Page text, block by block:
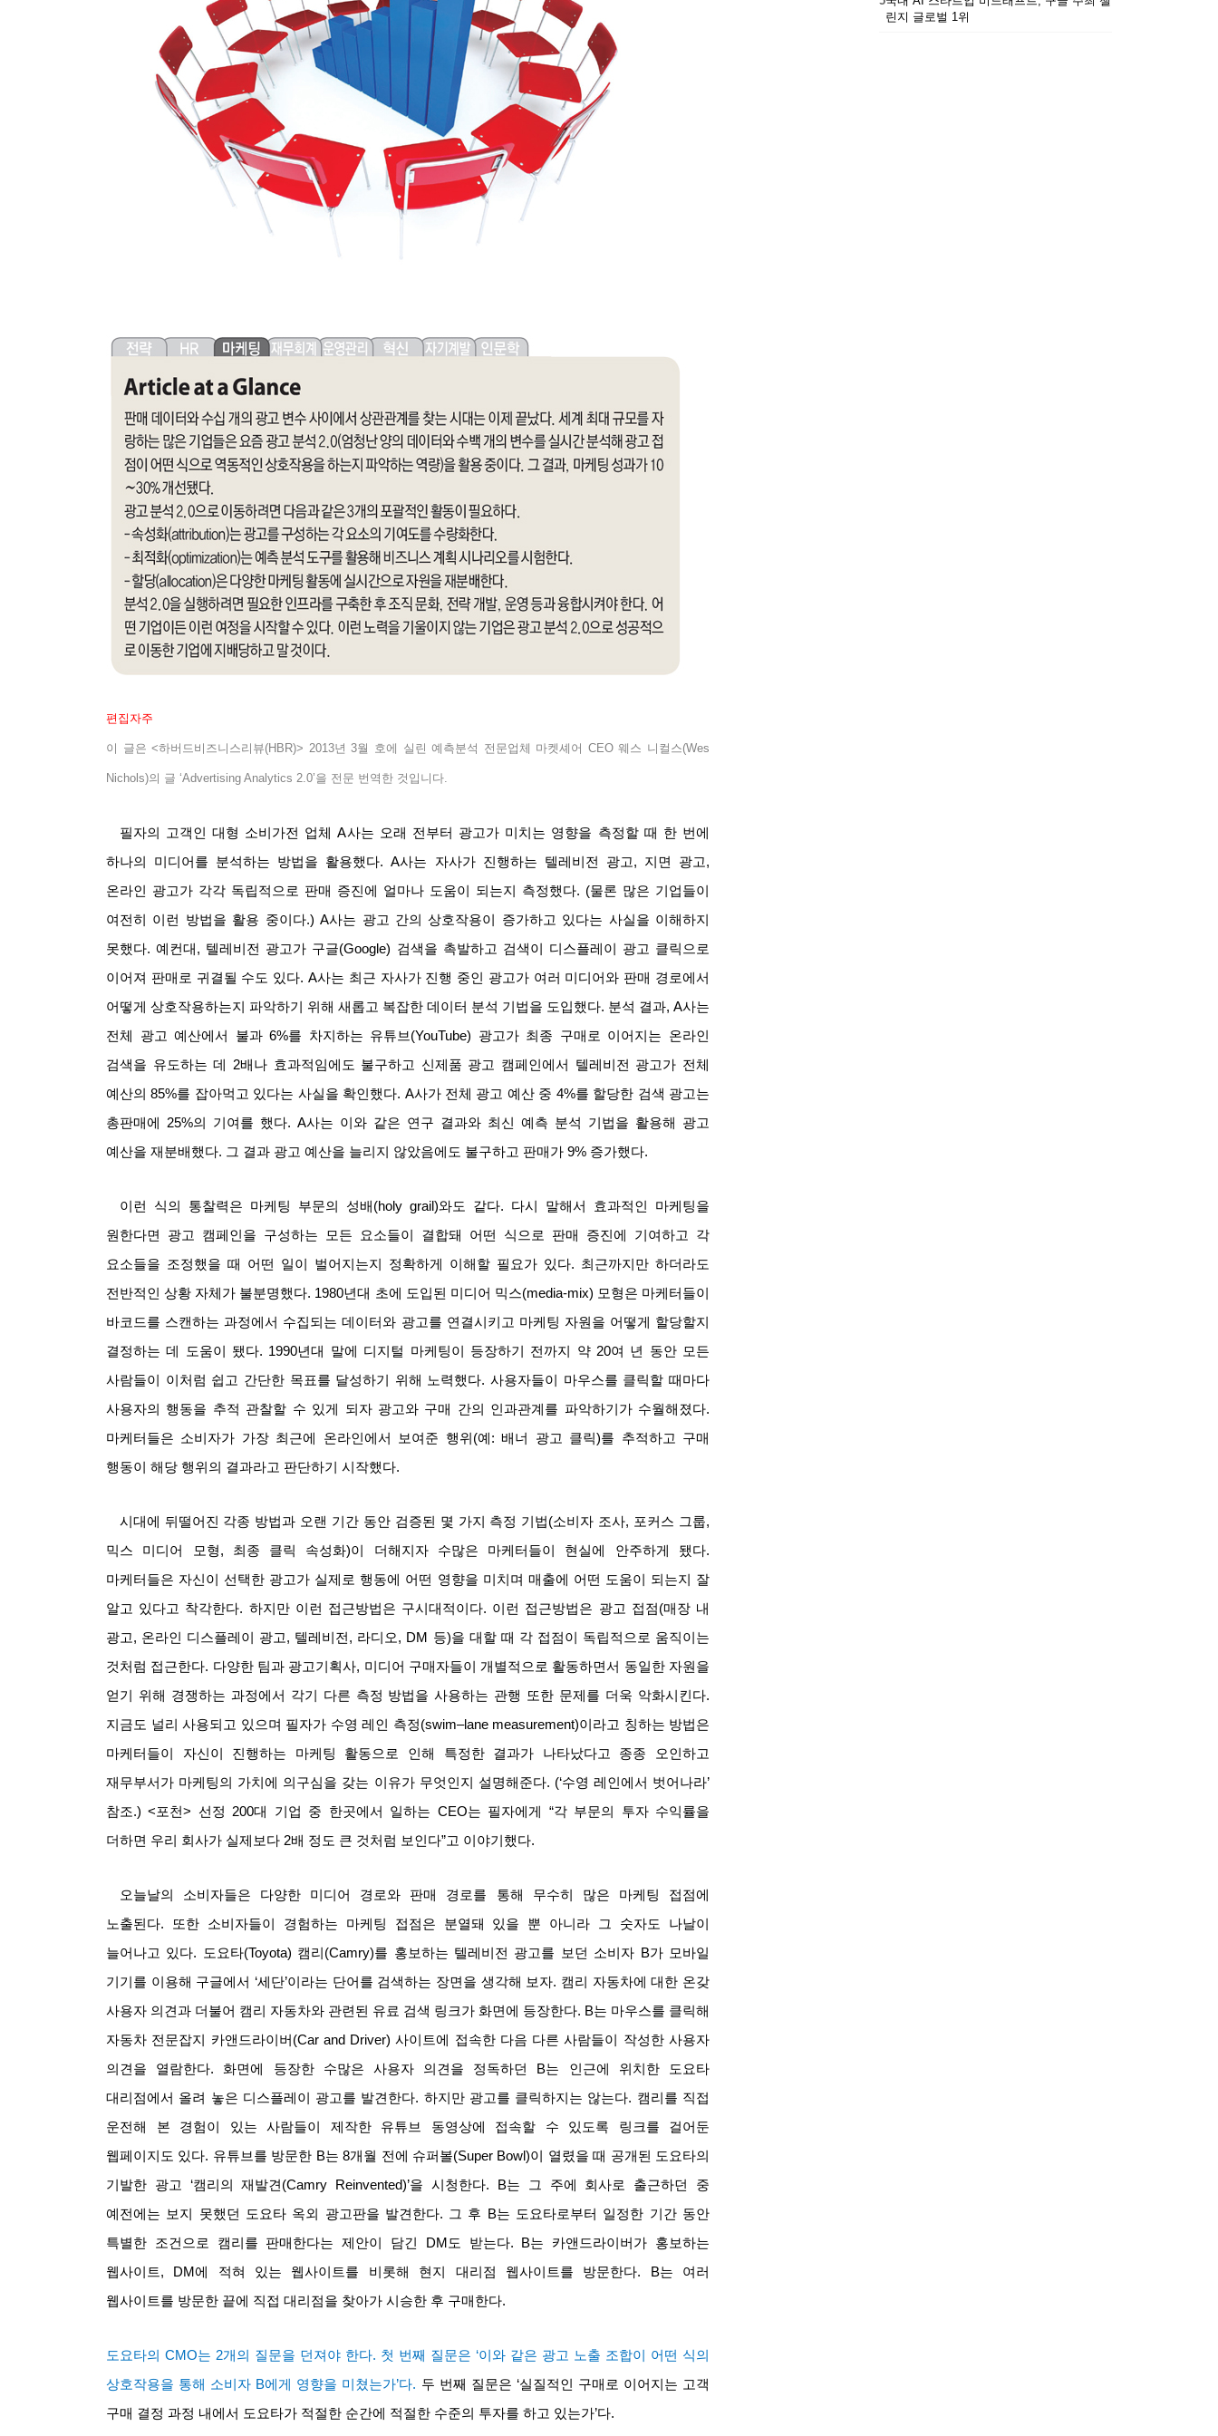
편집자주
이 글은 <하버드비즈니스리뷰(HBR)> 2013년 3월 호에 실린 예측분석 전문업체 마켓셰어 CEO웨스 니컬스(Wes
Nichols)의 글 ‘Advertising Analytics 2.0’을 전문 번역한 것입니다
필자의 고객인 대형 소비가전 업체 A사는 오래 전부터 광고가 미치는 영향을 측정할 때 한 번에
하나의 미디어를 분석하는 방법을 활용했다. A사는 자사가 진행하는 텔레비전 광고, 지면 광고,
온라인 광고가 각각 독립적으로 판매 증진에 얼마나 도움이 되는지 측정했다. (물론 많은 기업들이
여전히 이런 방법을 활용 중이다.) A사는 광고 간의 상호작용이 증가하고 있다는 사실을 이해하지
못했다.예컨대, 텔레비전 광고가 구글(Google) 검색을 촉발하고 검색이 디스플레이 광고 클릭으로
이어져 판매로 귀결될 수도 있다. A사는 최근 자사가 진행 중인 광고가 여러 미디어와 판매 경로에서
어떻게 상호작용하는지 파악하기 위해 새롭고 복잡한 데이터 분석 기법을 도입했다. 분석 결과, A사는
전체 광고 예산에서 불과6%를 차지하는 유튜브(YouTube) 광고가 최종 구매로 이어지는 온라인
검색을 유도하는 데
2배나 효과적임에도 불구하고 신제품 광고 캠페인에서 텔레비전 광고가 전체
예산의 85%를 잡아먹고 있다는 사실을 확인했다. A사가 전체 광고 예산 중 4%를 할당한 검색 광고는
총판매에
25%의 기여를 했다. A사는 이와 같은 연구 결과와 최신 예측 분석 기법을 활용해 광고
예산을 재분배했다. 그 결과 광고 예산을 늘리지 않았음에도 불구하고 판매가 9% 증가했다.
이런 식의 통찰력은 마케팅 부문의 성배(holy grail)와도 같다. 다시 말해서 효과적인 마케팅을
원한다면 광고 캠페인을 구성하는 모든 요소들이 결합돼 어떤 식으로 판매 증진에 기여하고 각
요소들을 조정했을 때 어떤 일이 벌어지는지 정확하게 이해할 필요가 있다. 최근까지만 하더라도
전반적인 상황 자체가 불분명했다. 1980년대 초에 도입된 미디어 믹스(media-mix) 모형은 마케터들이
바코드를 스캔하는 과정에서 수집되는 데이터와 광고를 연결시키고 마케팅 자원을 어떻게 할당할지
결정하는 데 도움이 됐다. 1990년대 말에 디지털 마케팅이 등장하기 전까지 약20여 년 동안 모든
사람들이 이처럼 쉽고 간단한 목표를 달성하기 위해 노력했다.사용자들이 마우스를 클릭할 때마다
사용자의 행동을 추적 관찰할 수 있게 되자 광고와 구매 간의 인과관계를 파악하기가 수월해졌다.
마케터들은 소비자가 가장 최근에 온라인에서 보여준 행위(예:배너 광고 클릭)를 추적하고 구매
행동이 해당 행위의 결과라고 판단하기 시작했다.
시대에 뒤떨어진 각종 방법과 오랜 기간 동안 검증된 몇 가지 측정 기법(소비자 조사, 포커스 그룹,
믹스 미디어 모형, 최종 클릭 속성화)이 더해지자 수많은 마케터들이 현실에 안주하게 됐다.
마케터들은 자신이 선택한 광고가 실제로 행동에 어떤 영향을 미치며 매출에 어떤 도움이 되는지 잘
알고 있다고 착각한다. 하지만 이런 접근방법은 구시대적이다. 이런 접근방법은 광고 접점(매장 내
광고, 온라인 디스플레이 광고, 텔레비전, 라디오, DM 등)을 대할 때 각 접점이 독립적으로 움직이는
것처럼 접근한다. 다양한 팀과 광고기획사, 미디어 구매자들이 개별적으로 활동하면서 동일한 자원을
얻기 위해 경쟁하는 과정에서 각기 다른 측정 방법을 사용하는 관행 또한 문제를 더욱 악화시킨다.
지금도 널리 사용되고 있으며 필자가 수영 레인 측정(swim–lane measurement)이라고 칭하는 방법은
마케터들이 자신이 진행하는 마케팅 활동으로 인해 특정한 결과가 나타났다고 종종 오인하고
재무부서가 마케팅의 가치에 의구심을 갖는 이유가 무엇인지 설명해준다. (‘수영 레인에서 벗어나라’
참조.) <포천> 선정 200대 기업 중 한곳에서 일하는 CEO는 필자에게 “각 부문의 투자 수익률을
더하면 우리 회사가 실제보다 2배 정도 큰 것처럼 보인다”고 이야기했다.
오늘날의 소비자들은 다양한 미디어 경로와 판매 경로를 통해 무수히 많은 마케팅 접점에
노출된다.
또한 소비자들이 경험하는 마케팅 접점은 분열돼 있을 뿐 아니라 그 숫자도 나날이
늘어나고 있다. 도요타(Toyota) 캠리(Camry)를 홍보하는 텔레비전 광고를 보던 소비자 B가 모바일
기기를 이용해 구글에서 ‘세단’이라는 단어를 검색하는 장면을 생각해 보자. 캠리 자동차에 대한 온갖
사용자 의견과 더불어 캠리 자동차와 관련된 유료 검색 링크가 화면에 등장한다. B는 마우스를 클릭해
자동차 전문잡지 카앤드라이버(Car and Driver)사이트에 접속한 다음 다른 사람들이 작성한 사용자
의견을 열람한다. 화면에 등장한 수많은 사용자 의견을 정독하던 B는 인근에 위치한 도요타
대리점에서 올려 놓은 디스플레이 광고를 발견한다. 하지만 광고를 클릭하지는 않는다. 캠리를 직접
운전해 본 경험이 있는 사람들이 제작한 유튜브 동영상에 접속할 수 있도록 링크를 걸어둔
웹페이지도 있다. 유튜브를 방문한 B는 8개월 전에 슈퍼볼(Super Bowl)이 열렸을 때 공개된 도요타의
기발한 광고 ‘캠리의 재발견(Camry Reinvented)’을 시청한다. B는 그 주에 회사로 출근하던 중
예전에는 보지 못했던 도요타 옥외 광고판을 발견한다. 그 후 B는 도요타로부터 일정한 기간 동안
특별한 조건으로 캠리를 판매한다는 제안이 담긴
DM도 받는다. B는 카앤드라이버가 홍보하는
웹사이트, DM에 적혀 있는 웹사이트를 비롯해 현지 대리점 웹사이트를 방문한다. B는 여러
웹사이트를 방문한 끝에 직접 대리점을 찾아가 시승한 후 구매한다.
도요타의 CMO는 2개의 질문을 던져야 한다. 첫 번째 질문은 ‘이와 같은 광고 노출 조합이 어떤 식의
상호작용을 통해 소비자 B에게 영향을 미쳤는가’다. 두 번째 질문은 ‘실질적인 구매로 이어지는 고객
구매 결정 과정 내에서 도요타가 적절한 순간에 적절한 수준의 투자를 하고 있는가’다.
린지 글로벌 1위